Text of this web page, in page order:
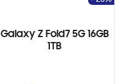
Galaxy Z Fold7 5G 16GB
1TB